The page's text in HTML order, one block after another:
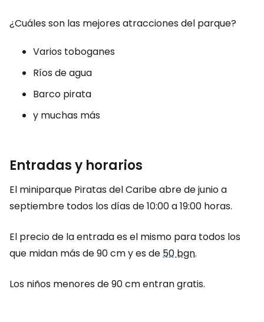
¿Cuáles son las mejores atracciones del parque?
Varios toboganes
Ríos de agua
Barco pirata
y muchas más
Entradas y horarios
El miniparque Piratas del Caribe abre de junio a
septiembre todos los días de 10:00 a 19:00 horas.
El precio de la entrada es el mismo para todos los
que midan más de 90 cm y es de50 bgn.
Los niños menores de 90 cm entran gratis.